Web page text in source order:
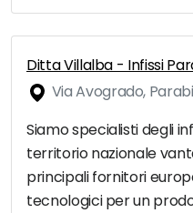
Ditta Villalba - Infissi
Via Avogrado,
Siamo specialisti degli
territorio nazionale
principali fornitori
tecnologici per un